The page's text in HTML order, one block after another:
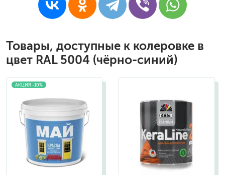
Товары, доступные к колеровке в
цвет RAL 5004 (чёрно-синий)
АКЦИЯ -10%